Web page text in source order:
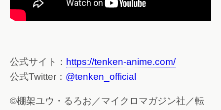
公式サイト： https://tenken-anime.com/
公式Twitter： @tenken_official
©棚架ユウ・るろお／マイクロマガジン社／転